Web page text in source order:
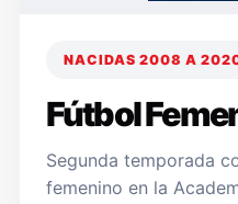
NACIDAS 2008 A
Fútbol
Segunda temporada
femenino en la